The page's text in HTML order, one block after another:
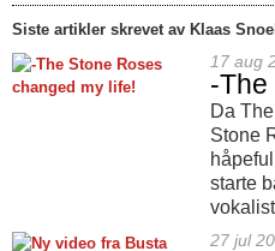
Siste artikler skrevet av Klaas
17 aug
-The
Da
Stone
starte
27 jul